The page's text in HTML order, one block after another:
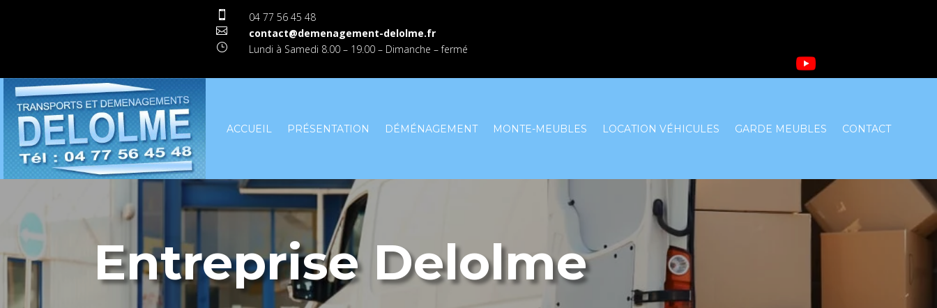
 04 77 56 45 48
 contact@demenagement-delolme.fr
} Lundi à Samedi 8.00 – 19.00 – Dimanche – fermé
ACCUEIL PRÉSENTATION DÉMÉNAGEMENT MONTE-MEUBLES LOCATION VÉHICULES GARDE MEUBLES CONTACT
Entreprise Delolme